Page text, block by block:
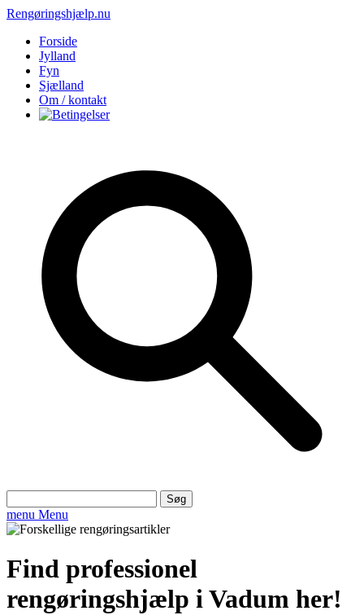
Rengøringshjælp.nu
Forside
Jylland
Fyn
Sjælland
Om / kontakt
efter:
menu Menu
Find professionel
rengøringshjælp i Vadum her!